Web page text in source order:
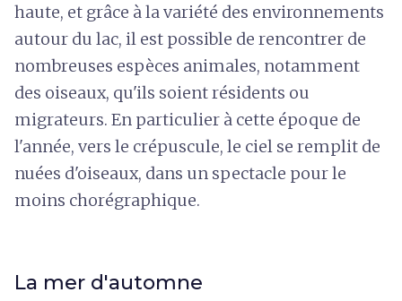
haute, et grâce à la variété des environnements
autour du lac, il est possible de rencontrer de
nombreuses espèces animales, notamment
des oiseaux, qu'ils soient résidents ou
migrateurs. En particulier à cette époque de
l'année, vers le crépuscule, le ciel se remplit de
nuées d'oiseaux, dans un spectacle pour le
moins chorégraphique.
La mer d'automne